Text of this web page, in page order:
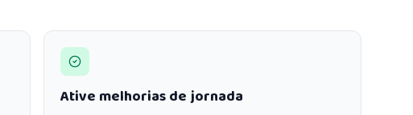
Ative melhorias de jornada